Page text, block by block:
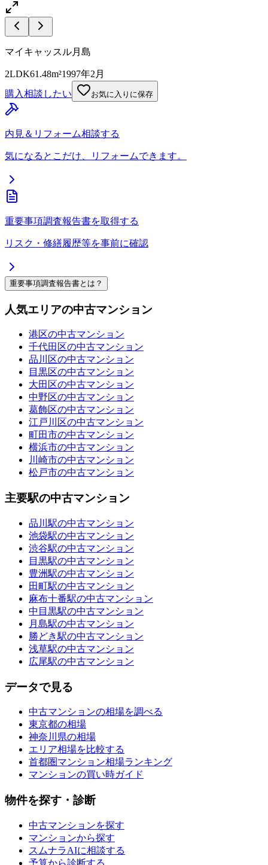
マイキャッスル月島
2LDK61.48m²1997年2月
購入相談したい
お気に入りに保存
内見＆リフォーム相談する
気になるとこだけ、リフォームできます。
重要事項調査報告書を取得する
リスク・修繕履歴等を事前に確認
重要事項調査報告書とは？
人気エリアの中古マンション
港区の中古マンション
千代田区の中古マンション
品川区の中古マンション
目黒区の中古マンション
大田区の中古マンション
中野区の中古マンション
葛飾区の中古マンション
江戸川区の中古マンション
町田市の中古マンション
横浜市の中古マンション
川崎市の中古マンション
松戸市の中古マンション
主要駅の中古マンション
品川駅の中古マンション
池袋駅の中古マンション
渋谷駅の中古マンション
目黒駅の中古マンション
豊洲駅の中古マンション
田町駅の中古マンション
麻布十番駅の中古マンション
中目黒駅の中古マンション
月島駅の中古マンション
勝どき駅の中古マンション
浅草駅の中古マンション
広尾駅の中古マンション
データで見る
中古マンションの相場を調べる
東京都の相場
神奈川県の相場
エリア相場を比較する
首都圏マンション相場ランキング
マンションの買い時ガイド
物件を探す・診断
中古マンションを探す
マンションから探す
スムナラAIに相談する
予算から診断する